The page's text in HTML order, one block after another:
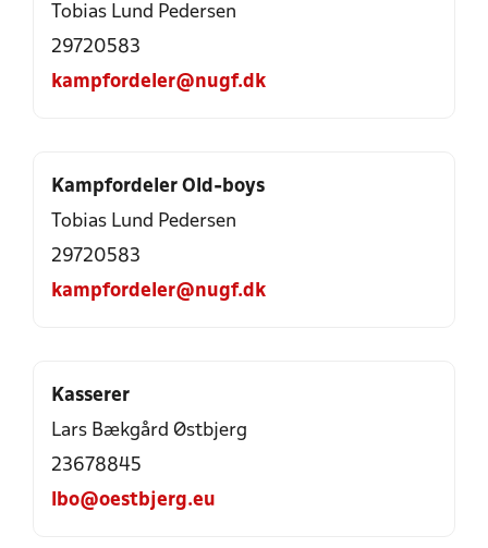
Tobias Lund Pedersen
29720583
kampfordeler@nugf.dk
Kampfordeler Old-boys
Tobias Lund Pedersen
29720583
kampfordeler@nugf.dk
Kasserer
Lars Bækgård Østbjerg
23678845
lbo@oestbjerg.eu